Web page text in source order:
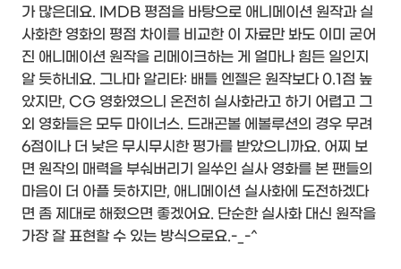
가 많은데요. IMDB 평점을 바탕으로 애니메이션 원작과 실
사화한 영화의 평점 차이를 비교한 이 자료만 봐도 이미 굳어
진 애니메이션 원작을 리메이크하는 게 얼마나 힘든 일인지
알 듯하네요. 그나마 알리타: 배틀 엔젤은 원작보다 0.1점 높
았지만, CG 영화였으니 온전히 실사화라고 하기 어렵고 그
외 영화들은 모두 마이너스. 드래곤볼 에볼루션의 경우 무려
6점이나 더 낮은 무시무시한 평가를 받았으니까요. 어찌 보
면 원작의 매력을 부숴버리기 일쑤인 실사 영화를 본 팬들의
마음이 더 아플 듯하지만, 애니메이션 실사화에 도전하겠다
면 좀 제대로 해줬으면 좋겠어요. 단순한 실사화 대신 원작을
가장 잘 표현할 수 있는 방식으로요.-_-^